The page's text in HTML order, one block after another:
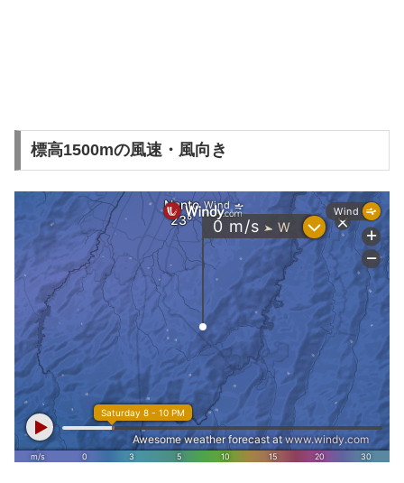
標高1500mの風速・風向き